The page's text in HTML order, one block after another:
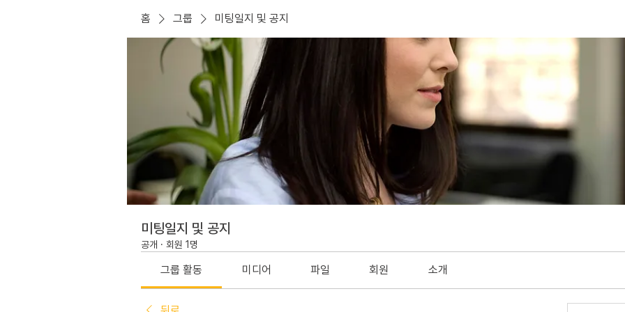
홈 그룹 미팅일지 및 공지
미팅일지 및 공지
공개 · 회원 1명
그룹 활동 미디어 파일 회원 소개